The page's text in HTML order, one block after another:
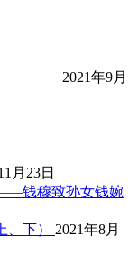
2021年9月
月23日
钱穆致孙女钱婉
下）
2021年8月